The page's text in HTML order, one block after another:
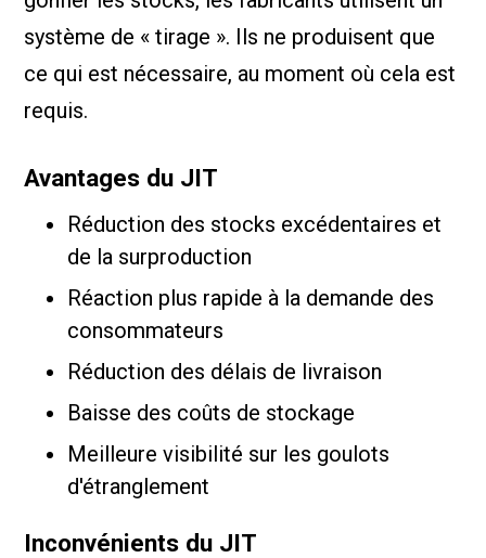
système de « tirage ». Ils ne produisent que
ce qui est nécessaire, au moment où cela est
requis.
Avantages du JIT
Réduction des stocks excédentaires et
de la surproduction
Réaction plus rapide à la demande des
consommateurs
Réduction des délais de livraison
Baisse des coûts de stockage
Meilleure visibilité sur les goulots
d'étranglement
Inconvénients du JIT